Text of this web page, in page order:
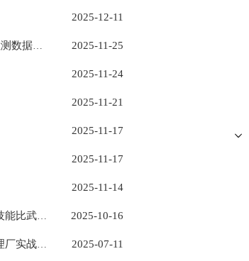
2025-12-11
典型案例：平顶山市鲁山县荣安机动车检测有限公司使用OBD作弊器修改车辆检测数据出具虚假检测报告涉嫌犯罪案 2025-11-25
2025-11-24
2025-11-21
2025-11-17
2025-11-17
2025-11-14
平顶山市生态环境综合行政执法支队 组织开展全市新装备新技术运用实战练兵 技能比武活动 2025-10-16
平顶山市生态环境综合行政执法支队 组织开展生态环境执法大练兵 城镇污水处理厂实战实训 2025-07-11